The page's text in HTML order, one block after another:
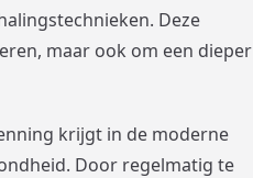
Deze
maar ook om een dieper
krijgt in de moderne
Door regelmatig te